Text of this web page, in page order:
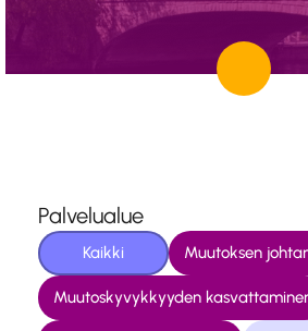
Palvelualue
Kaikki Muutoksen
Muutoskyvykkyyden